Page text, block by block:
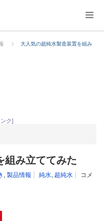
大人気の超純水製造装置を組み
ク]
組み立ててみた
, 製品情報 純水, 超純水
コメ